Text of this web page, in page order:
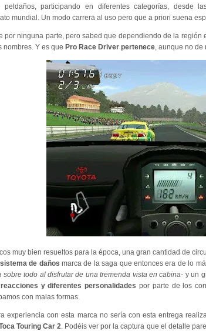
peldaños, participando en diferentes categorías, desde
mundial. Un modo carrera al uso pero que a priori suena
por ninguna parte, pero sabed que dependiendo de la región
nombres. Y es que Pro Race Driver pertenece , aunque no de
muy bien resueltos para la época, una gran cantidad de
sistema de daños marca de la saga que entonces era de lo
sobre todo al disfrutar de una tremenda vista en cabina- y un
y diferentes personalidades por parte de los
con malas formas.
experiencia con esta marca no sería con esta entrega
Touring Car 2 . Podéis ver por la captura que el detalle